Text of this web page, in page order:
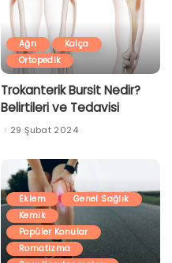
Ağrı
Kalça
Ortopedik
Trokanterik Bursit Nedir?
Belirtileri ve Tedavisi
29 Şubat 2024
Eklem
Genel Sağlık
Kemik
Popüler Konular
Romatizma